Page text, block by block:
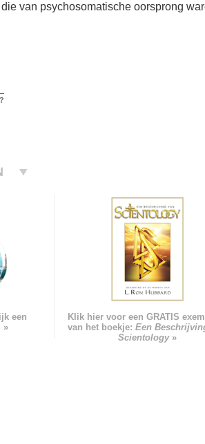
van psychosomatische oorsprong
een
»
Klik hier voor een GRATIS
van het boekje:Een
Scientology»